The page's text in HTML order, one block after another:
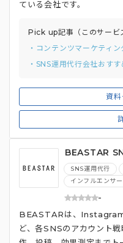
資料
ている会社です。
Pick up記事（このサービ
BEASTAR
SNS運用代行
インフルエンサ
-
BEASTARは、
ど、各SNSのアカウント